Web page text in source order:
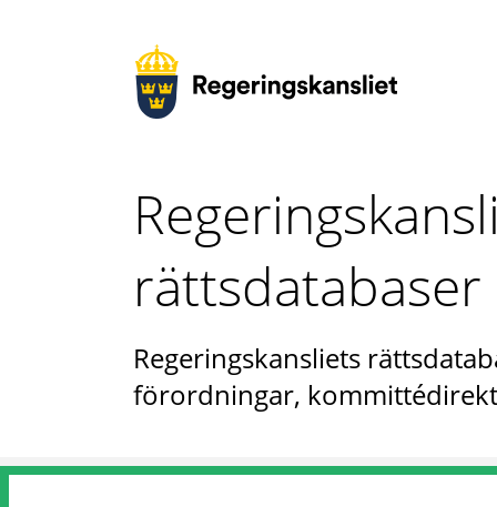
rättsdatabaser
Regeringskansliets
förordningar,